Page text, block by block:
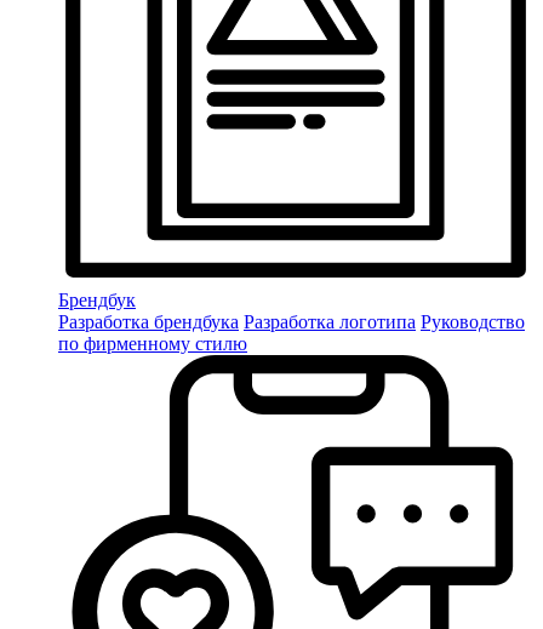
Брендбук
Разработка брендбука Разработка логотипа Руководство
по фирменному стилю